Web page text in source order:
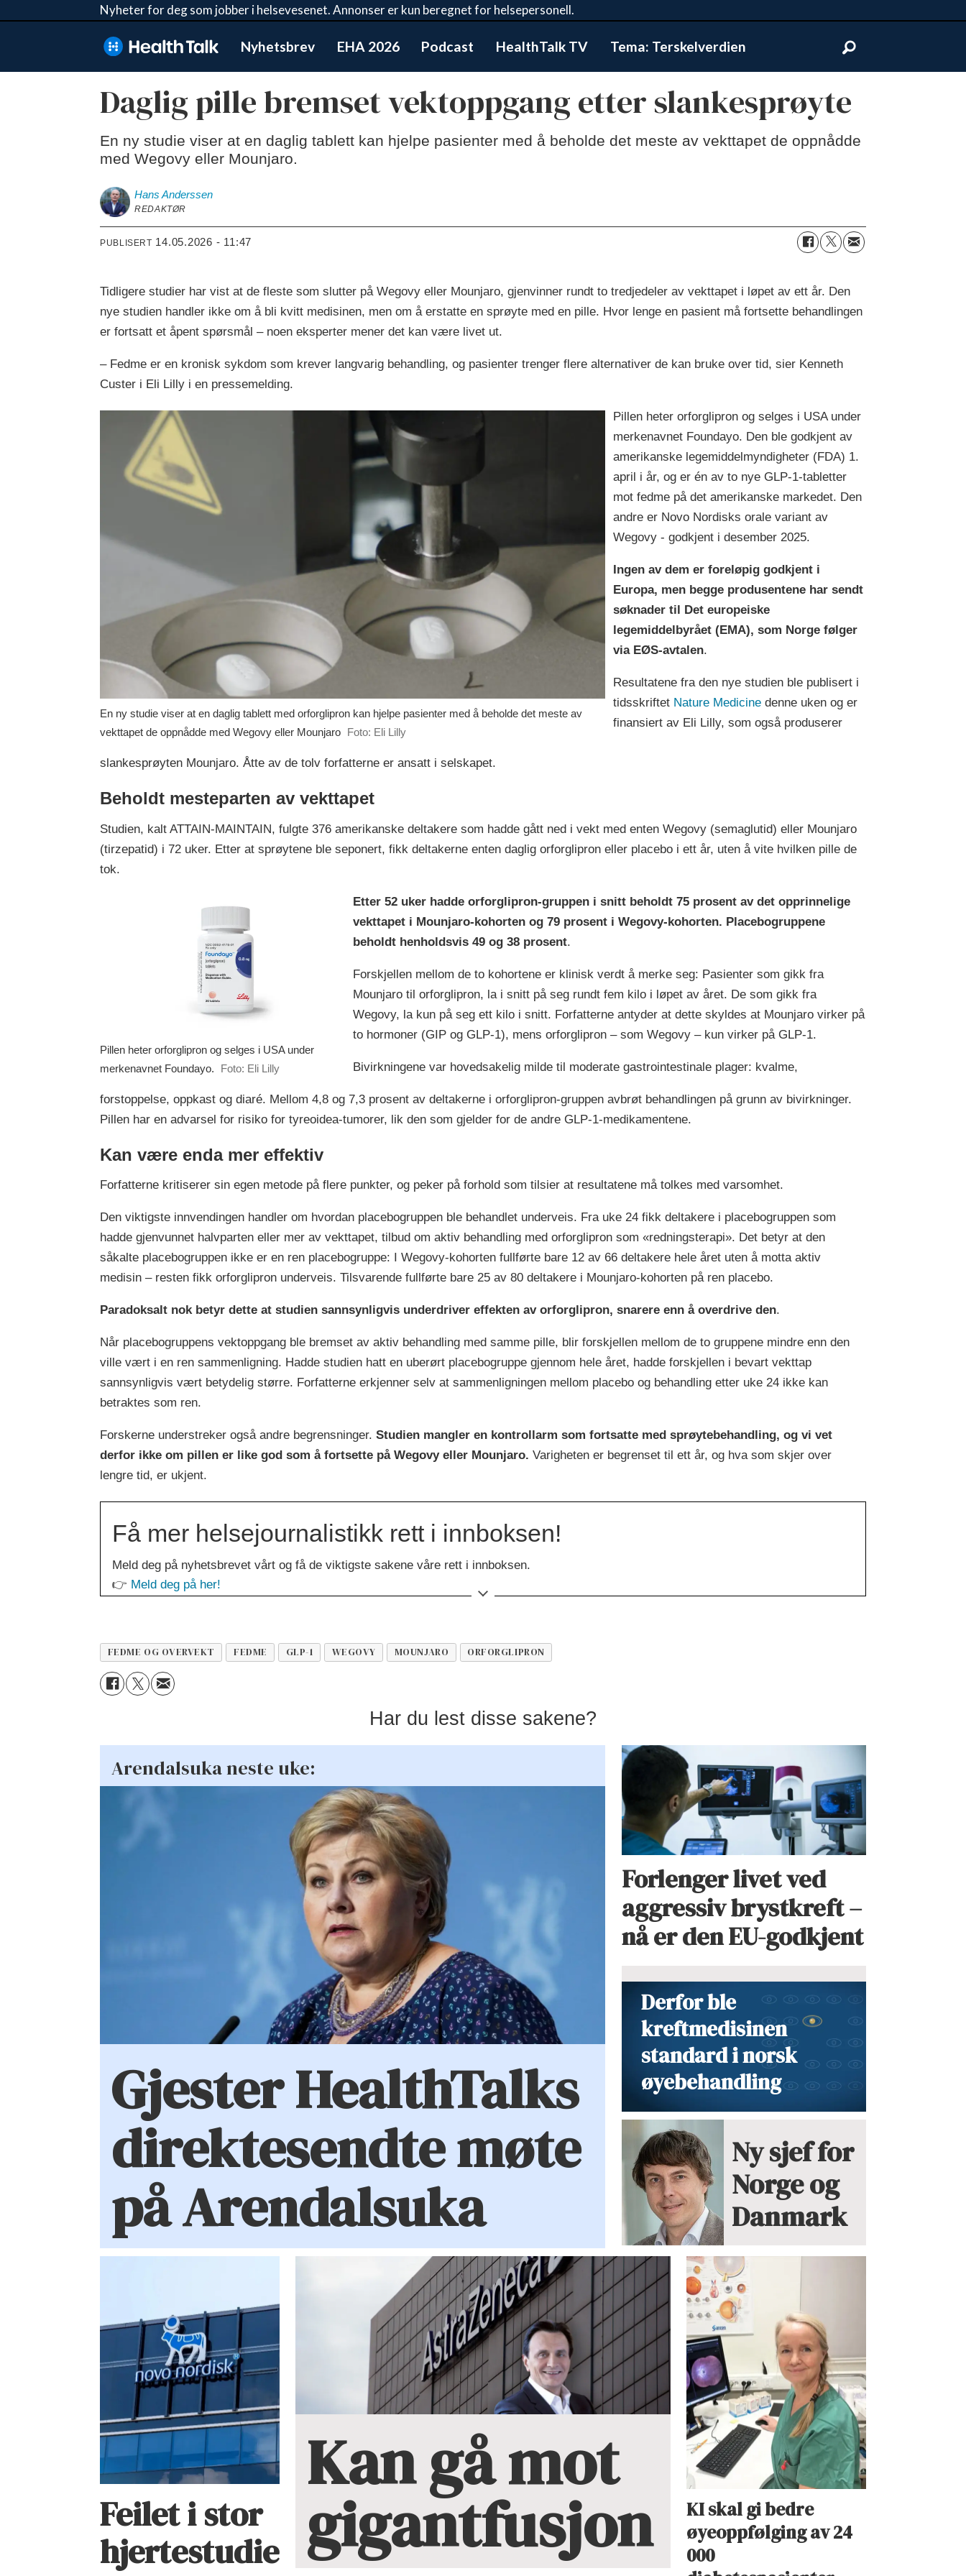
Nyheter for deg som jobber i helsevesenet. Annonser er kun beregnet for helsepersonell.
Nyhetsbrev EHA 2026 Podcast HealthTalk TV Tema: Terskelverdien
Daglig pille bremset vektoppgang etter slankesprøyte
En ny studie viser at en daglig tablett kan hjelpe pasienter med å beholde det meste av vekttapet de oppnådde
med Wegovy eller Mounjaro.
Hans Anderssen
REDAKTØR
PUBLISERT 14.05.2026 - 11:47
Tidligere studier har vist at de fleste som slutter på Wegovy eller Mounjaro, gjenvinner rundt to tredjedeler av vekttapet i løpet av ett år. Den
nye studien handler ikke om å bli kvitt medisinen, men om å erstatte en sprøyte med en pille. Hvor lenge en pasient må fortsette behandlingen
er fortsatt et åpent spørsmål – noen eksperter mener det kan være livet ut.
– Fedme er en kronisk sykdom som krever langvarig behandling, og pasienter trenger flere alternativer de kan bruke over tid, sier Kenneth
Custer i Eli Lilly i en pressemelding.
En ny studie viser at en daglig tablett med orforglipron kan hjelpe pasienter med å beholde det meste av
vekttapet de oppnådde med Wegovy eller Mounjaro Foto: Eli Lilly
Pillen heter orforglipron og selges i USA under
merkenavnet Foundayo. Den ble godkjent av
amerikanske legemiddelmyndigheter (FDA) 1.
april i år, og er én av to nye GLP-1-tabletter
mot fedme på det amerikanske markedet. Den
andre er Novo Nordisks orale variant av
Wegovy - godkjent i desember 2025.
Ingen av dem er foreløpig godkjent i
Europa, men begge produsentene har sendt
søknader til Det europeiske
legemiddelbyrået (EMA), som Norge følger
via EØS-avtalen.
Resultatene fra den nye studien ble publisert i
tidsskriftet Nature Medicine denne uken og er
finansiert av Eli Lilly, som også produserer
slankesprøyten Mounjaro. Åtte av de tolv forfatterne er ansatt i selskapet.
Beholdt mesteparten av vekttapet
Studien, kalt ATTAIN-MAINTAIN, fulgte 376 amerikanske deltakere som hadde gått ned i vekt med enten Wegovy (semaglutid) eller Mounjaro
(tirzepatid) i 72 uker. Etter at sprøytene ble seponert, fikk deltakerne enten daglig orforglipron eller placebo i ett år, uten å vite hvilken pille de
tok.
Pillen heter orforglipron og selges i USA under
merkenavnet Foundayo.
Foto: Eli Lilly
Etter 52 uker hadde orforglipron-gruppen i snitt beholdt 75 prosent av det opprinnelige
vekttapet i Mounjaro-kohorten og 79 prosent i Wegovy-kohorten. Placebogruppene
beholdt henholdsvis 49 og 38 prosent.
Forskjellen mellom de to kohortene er klinisk verdt å merke seg: Pasienter som gikk fra
Mounjaro til orforglipron, la i snitt på seg rundt fem kilo i løpet av året. De som gikk fra
Wegovy, la kun på seg ett kilo i snitt. Forfatterne antyder at dette skyldes at Mounjaro virker på
to hormoner (GIP og GLP-1), mens orforglipron – som Wegovy – kun virker på GLP-1.
Bivirkningene var hovedsakelig milde til moderate gastrointestinale plager: kvalme,
forstoppelse, oppkast og diaré. Mellom 4,8 og 7,3 prosent av deltakerne i orforglipron-gruppen avbrøt behandlingen på grunn av bivirkninger.
Pillen har en advarsel for risiko for tyreoidea-tumorer, lik den som gjelder for de andre GLP-1-medikamentene.
Kan være enda mer effektiv
Forfatterne kritiserer sin egen metode på flere punkter, og peker på forhold som tilsier at resultatene må tolkes med varsomhet.
Den viktigste innvendingen handler om hvordan placebogruppen ble behandlet underveis. Fra uke 24 fikk deltakere i placebogruppen som
hadde gjenvunnet halvparten eller mer av vekttapet, tilbud om aktiv behandling med orforglipron som «redningsterapi». Det betyr at den
såkalte placebogruppen ikke er en ren placebogruppe: I Wegovy-kohorten fullførte bare 12 av 66 deltakere hele året uten å motta aktiv
medisin – resten fikk orforglipron underveis. Tilsvarende fullførte bare 25 av 80 deltakere i Mounjaro-kohorten på ren placebo.
Paradoksalt nok betyr dette at studien sannsynligvis underdriver effekten av orforglipron, snarere enn å overdrive den.
Når placebogruppens vektoppgang ble bremset av aktiv behandling med samme pille, blir forskjellen mellom de to gruppene mindre enn den
ville vært i en ren sammenligning. Hadde studien hatt en uberørt placebogruppe gjennom hele året, hadde forskjellen i bevart vekttap
sannsynligvis vært betydelig større. Forfatterne erkjenner selv at sammenligningen mellom placebo og behandling etter uke 24 ikke kan
betraktes som ren.
Forskerne understreker også andre begrensninger.Studien mangler en kontrollarm som fortsatte med sprøytebehandling, og vi vet
derfor ikke om pillen er like god som å fortsette på Wegovy eller Mounjaro. Varigheten er begrenset til ett år, og hva som skjer over
lengre tid, er ukjent.
Få mer helsejournalistikk rett i innboksen!
Meld deg på nyhetsbrevet vårt og få de viktigste sakene våre rett i innboksen.
👉 Meld deg på her!
FEDME OG OVERVEKT FEDME GLP-1 WEGOVY MOUNJARO ORFORGLIPRON
Har du lest disse sakene?
Arendalsuka neste uke:
Gjester HealthTalks
direktesendte møte
på Arendalsuka
Forlenger livet ved
aggressiv brystkreft –
nå er den EU-godkjent
Derfor ble
kreftmedisinen
standard i norsk
øyebehandling
Ny sjef for
Norge og
Danmark
Feilet i stor
hjertestudie
Kan gå mot
gigantfusjon
KI skal gi bedre
øyeoppfølging av 24
000